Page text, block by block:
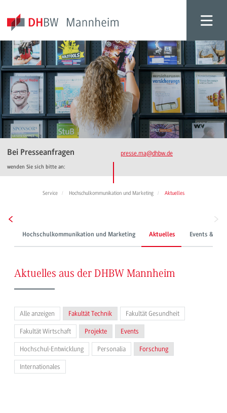
Bei Presseanfragen
wenden Sie sich bitte an:
presse.ma@dhbw.de
Service Hochschulkommunikation und Marketing Aktuelles
Hochschulkommunikation und Marketing Aktuelles Events &
Aktuelles aus der DHBW Mannheim
Alle anzeigen Fakultät Technik Fakultät Gesundheit
Fakultät Wirtschaft Projekte Events
Hochschul-Entwicklung Personalia Forschung
Internationales